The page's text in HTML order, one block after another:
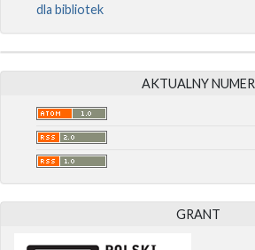
dla bibliotek
AKTUALNY NUMER
GRANT